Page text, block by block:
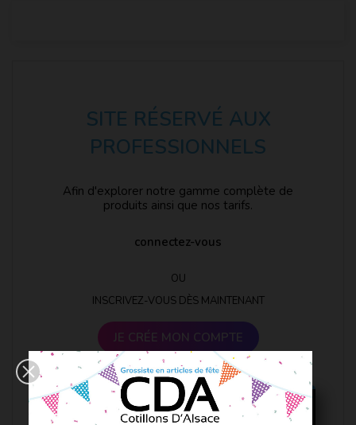
SITE RÉSERVÉ AUX
PROFESSIONNELS
Afin d'explorer notre gamme complète de
produits ainsi que nos tarifs.
connectez-vous
OU
INSCRIVEZ-VOUS DÈS MAINTENANT
JE CRÉE MON COMPTE